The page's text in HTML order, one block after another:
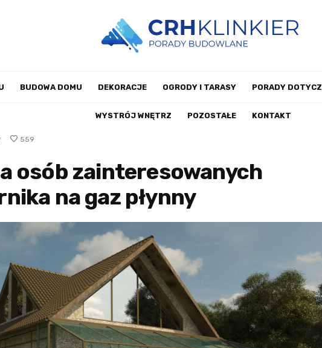
BUDOWA DOMU DEKORACJE OGRODY I TARASY PORADY
WYSTRÓJ WNĘTRZ POZOSTAŁE KONTAKT
559
osób zainteresowanych
na gaz płynny